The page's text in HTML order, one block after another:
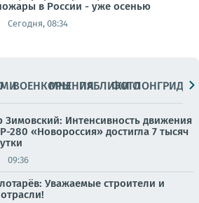
в России - уже осенью
Сегодня, 08:34
ВОЕНКОРЫМНЕНИЯПАБЛИКИ
ФОТОЛОНГРИДЫ
Зимовский: Интенсивность движения
280 «Новороссия» достигла 7 тысяч
09:36
Уважаемые строители и